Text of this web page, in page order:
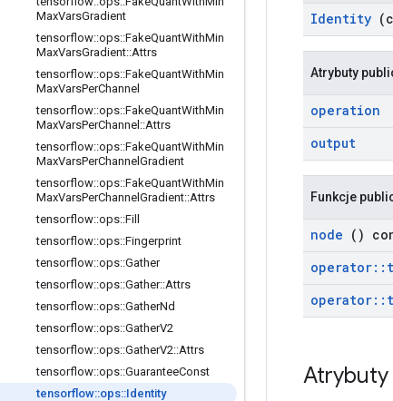
MaxVarsGradient
tensorflow::ops::FakeQuantWithMin
MaxVarsGradient::Attrs
tensorflow::ops::FakeQuantWithMin
MaxVarsPerChannel
tensorflow::ops::FakeQuantWithMin
MaxVarsPerChannel ::Attrs
tensorflow::ops::FakeQuantWithMin
MaxVarsPerChannel Gradient
tensorflow::ops::FakeQuantWithMin
MaxVarsPerChannel Gradient::Attrs
tensorflow::ops::Fill
tensorflow::ops::Fingerprint
tensorflow::ops::Gather
tensorflow::ops::Gather::Attrs
tensorflow::ops::GatherNd
tensorflow::ops::GatherV2
tensorflow::ops::GatherV2::Attrs
tensorflow::ops::GuaranteeConst
tensorflow::ops::Identity
Identity
Atrybuty
operation
output
Funkcje
node ()
operator::
operator::
Atrybuty